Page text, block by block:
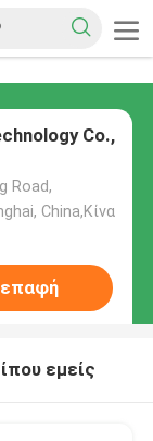
Co.,
Road,
China,Κίνα
επαφή
εμείς